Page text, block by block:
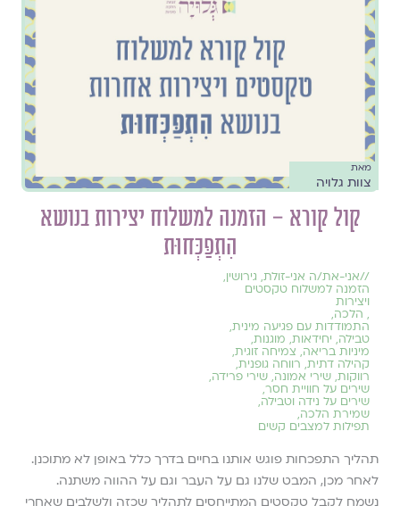
מאת
צוות גלויה
קול קורא – הזמנה למשלוח יצירות בנושא
הִתְפַּכְּחוּת
//אני-את/ה אני-זולת, גירושין,
הזמנה למשלוח טקסטים
ויצירות
, הלכה,
התמודדות עם פגיעה מינית,
טבילה, יחידאות, מוגנות,
מיניות בריאה, צמיחה זוגית,
קהילה דתית, רווחה גופנית,
רווקות, שירי אמונה, שירי פרידה,
שירים על חוויית חסר,
שירים על נידה וטבילה,
שמירת הלכה,
תפילות למצבים קשים
תהליך התפכחות פוגש אותנו בחיים בדרך כלל באופן לא מתוכנן.
לאחר מכן, המבט שלנו גם על העבר וגם על ההווה משתנה.
נשמח לקבל טקסטים המתייחסים לתהליך שכזה ולשלבים שאחרי